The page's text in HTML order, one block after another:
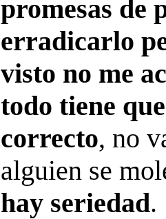
promesas de
erradicarlo
visto no me
todo tiene
correcto, no
alguien se
hay seriedad.